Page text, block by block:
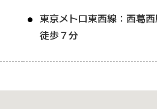
東京メトロ東西線：西葛
徒歩７分